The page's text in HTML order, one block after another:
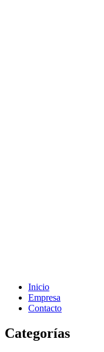
Inicio
Empresa
Contacto
Categorías